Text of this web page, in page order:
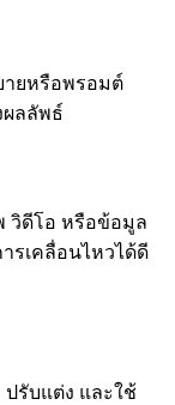
ายหรือพรอมต์
ผลลัพธ์
วิดีโอ หรือข้อมูล
รเคลื่อนไหวได้ดี
ปรับแต่ง และใช้